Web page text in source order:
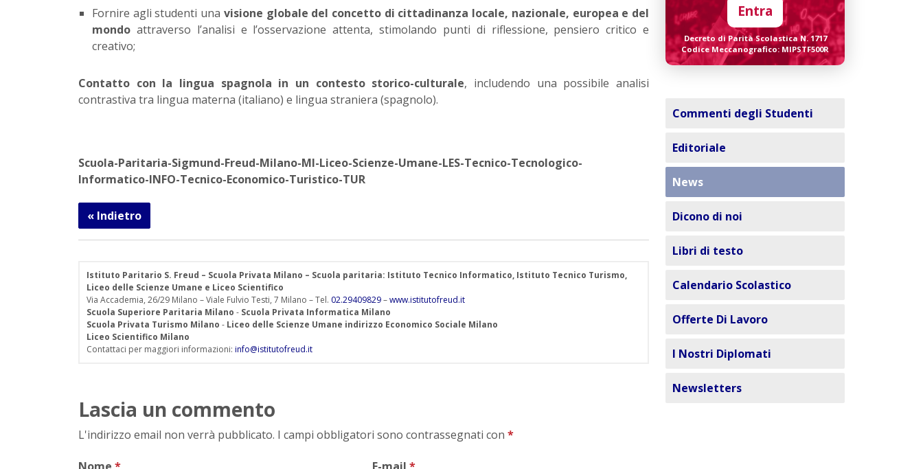
Fornire agli studenti una visione globale del concetto di cittadinanza locale, nazionale, europea e del
mondo attraverso l’analisi e l’osservazione attenta, stimolando punti di riflessione, pensiero critico e
creativo;
Contatto con la lingua spagnola in un contesto storico-culturale, includendo una possibile analisi
contrastiva tra lingua materna (italiano) e lingua straniera (spagnolo).
Scuola-Paritaria-Sigmund-Freud-Milano-MI-Liceo-Scienze-Umane-LES-Tecnico-Tecnologico-
Informatico-INFO-Tecnico-Economico-Turistico-TUR
« Indietro
Istituto Paritario S. Freud – Scuola Privata Milano – Scuola paritaria: Istituto Tecnico Informatico, Istituto Tecnico Turismo,
Liceo delle Scienze Umane e Liceo Scientifico
Via Accademia, 26/29 Milano – Viale Fulvio Testi, 7 Milano – Tel. 02.29409829–www.istitutofreud.it
Scuola Superiore Paritaria Milano - Scuola Privata Informatica Milano
Scuola Privata Turismo Milano - Liceo delle Scienze Umane indirizzo Economico Sociale Milano
Liceo Scientifico Milano
Contattaci per maggiori informazioni: info@istitutofreud.it
Lascia un commento
L'indirizzo email non verrà pubblicato. I campi obbligatori sono contrassegnati con *
Nome * E-mail *
Entra
Decreto di Parità Scolastica N. 1717
Codice Meccanografico: MIPSTF500R
Commenti degli Studenti
Editoriale
News
Dicono di noi
Libri di testo
Calendario Scolastico
Offerte Di Lavoro
I Nostri Diplomati
Newsletters